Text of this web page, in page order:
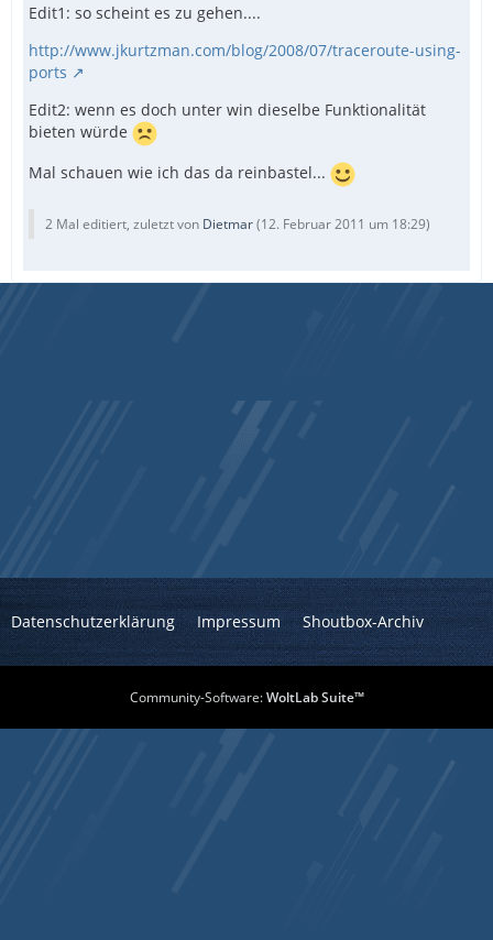
Edit1: so scheint es zu gehen....
http://www.jkurtzman.com/blog/2008/07/traceroute-using-
ports
Edit2: wenn es doch unter win dieselbe Funktionalität
bieten würde
Mal schauen wie ich das da reinbastel...
2 Mal editiert, zuletzt von Dietmar(12. Februar 2011 um 18:29)
Datenschutzerklärung Impressum Shoutbox-Archiv
Community-Software:WoltLab Suite™